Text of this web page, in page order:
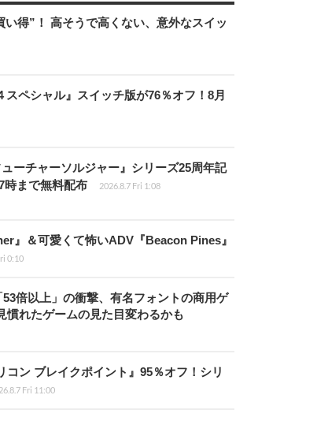
得”！ 高そうで高くない、意外なスイッ
ペシャル』スイッチ版が76％オフ！8月
ーチャーソルジャー』シリーズ25周年記
まで無料配布
2026.8.7 Fri 1:08
』＆可愛くて怖いADV『Beacon Pines』
0:10
倍以上」の衝撃、有名フォントの商用ゲ
れたゲームの見た目変わるかも
ン ブレイクポイント』95％オフ！シリ
Fri 11:00